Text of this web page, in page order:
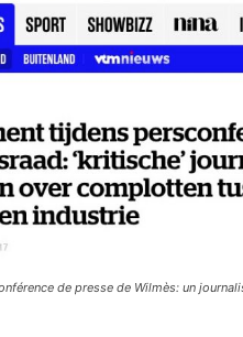
de presse de Wilmès: un